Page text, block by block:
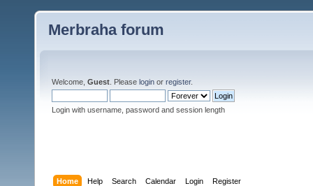
Merbraha forum
Welcome, Guest . Please login or register.
Login with username, password and session length
Home Help Search Calendar Login Register